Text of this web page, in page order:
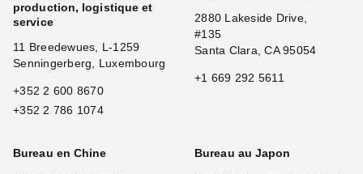
production, logistique et
service
11 Breedewues, L-1259
Senningerberg, Luxembourg
+352 2 600 8670
+352 2 786 1074
2880 Lakeside Drive,
#135
Santa Clara, CA 95054
+1 669 292 5611
Bureau en Chine
Bureau au Japon